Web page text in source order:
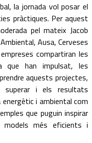
la jornada vol posar el
pràctiques. Per aquest
pel mateix Jacob
Ausa, Cerveses
compartiran les
que han impulsat, les
aquests projectes,
i els resultats
i ambiental com
que puguin inspirar
més eficients i